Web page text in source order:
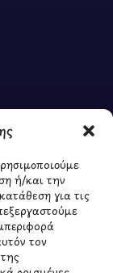
ή/και την
για τις
τον